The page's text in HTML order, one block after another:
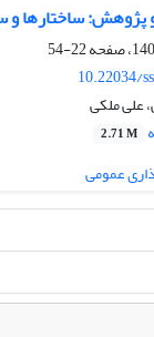
پژوهش: ساختارها و
22-54
10.22034/
علی ملکی
2.71 M